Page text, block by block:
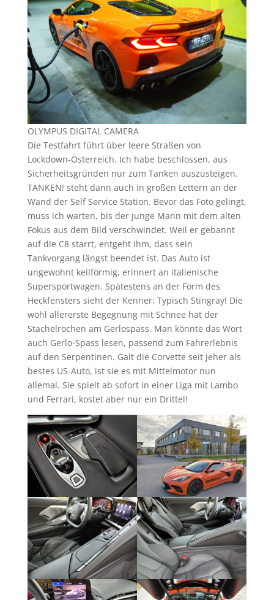
OLYMPUS DIGITAL CAMERA
Die Testfahrt führt über leere Straßen von
Lockdown-Österreich. Ich habe beschlossen, aus
Sicherheitsgründen nur zum Tanken auszusteigen.
TANKEN! steht dann auch in großen Lettern an der
Wand der Self Service Station. Bevor das Foto gelingt,
muss ich warten, bis der junge Mann mit dem alten
Fokus aus dem Bild verschwindet. Weil er gebannt
auf die C8 starrt, entgeht ihm, dass sein
Tankvorgang längst beendet ist. Das Auto ist
ungewohnt keilförmig, erinnert an italienische
Supersportwagen. Spätestens an der Form des
Heckfensters sieht der Kenner: Typisch Stingray! Die
wohl allererste Begegnung mit Schnee hat der
Stachelrochen am Gerlospass. Man könnte das Wort
auch Gerlo-Spass lesen, passend zum Fahrerlebnis
auf den Serpentinen. Galt die Corvette seit jeher als
bestes US-Auto, ist sie es mit Mittelmotor nun
allemal. Sie spielt ab sofort in einer Liga mit Lambo
und Ferrari, kostet aber nur ein Drittel!